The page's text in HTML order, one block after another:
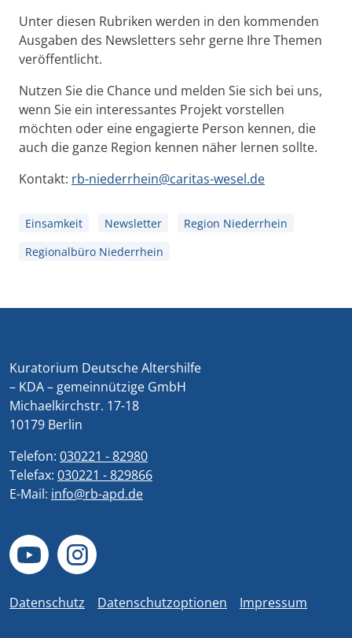
Unter diesen Rubriken werden in den kommenden
Ausgaben des Newsletters sehr gerne Ihre Themen
veröffentlicht.
Nutzen Sie die Chance und melden Sie sich bei uns,
wenn Sie ein interessantes Projekt vorstellen
möchten oder eine engagierte Person kennen, die
auch die ganze Region kennen näher lernen sollte.
Kontakt: rb-niederrhein@caritas-wesel.de
Einsamkeit Newsletter
Region Niederrhein
Regionalbüro Niederrhein
Kuratorium Deutsche Altershilfe
– KDA – gemeinnützige GmbH
Michaelkirchstr. 17-18
10179 Berlin
Telefon: 030221 - 82980
Telefax: 030221 - 829866
E-Mail: info@rb-apd.de
Datenschutz Datenschutzoptionen Impressum